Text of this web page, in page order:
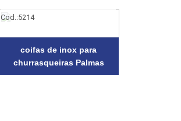
Cod.:5214
coifas de inox para
churrasqueiras Palmas